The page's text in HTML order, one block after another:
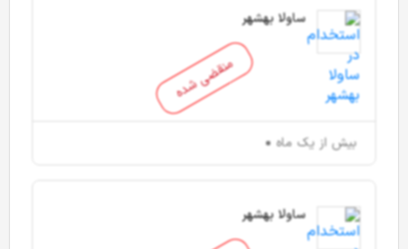
منقضی شده
ساولا بهشهر
بیش از یک ماه
ساولا بهشهر